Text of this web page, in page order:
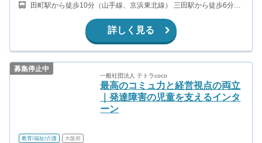
田町駅から徒歩10分（山手線、京浜東北線） 三田駅から徒歩6分
浜東北線、東京モノレール） 芝公園駅から徒歩7分（都営三田線）
詳しく見る
募集停止中
一般社団法人 テトラcoco
最高のコミュ力と経営視点の両立
｜発達障害の児童を支えるインタ
ーン
教育/福祉/介護 大阪府